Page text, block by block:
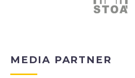
MEDIA PARTNER